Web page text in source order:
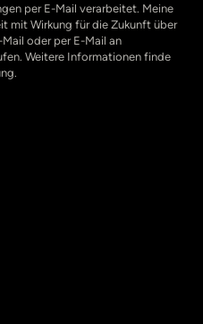
per E-Mail verarbeitet. Meine
mit Wirkung für die Zukunft über
oder per E-Mail an
Weitere Informationen finde